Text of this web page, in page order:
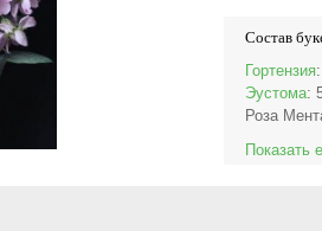
Состав
Гортензия
Эустома:
Роза
Показать